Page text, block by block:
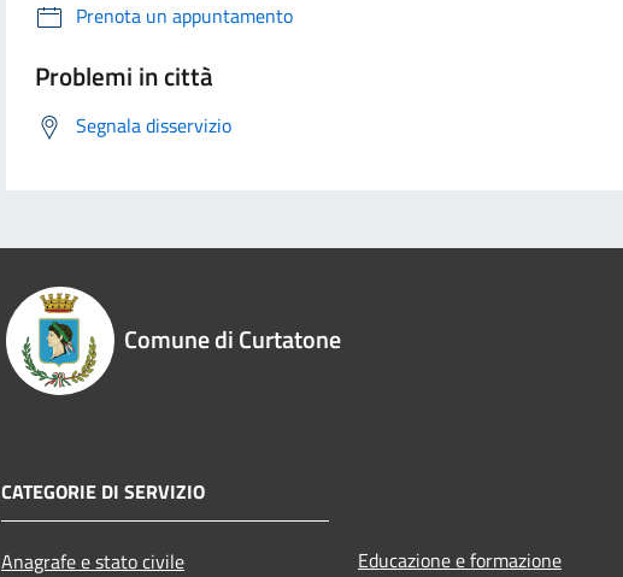
Prenota un appuntamento
Problemi in città
Segnala disservizio
Comune di Curtatone
CATEGORIE DI SERVIZIO
Anagrafe e stato civile
Educazione e formazione